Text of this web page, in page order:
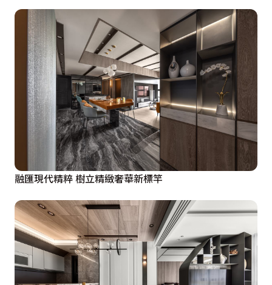
融匯現代精粹 樹立精緻奢華新標竿